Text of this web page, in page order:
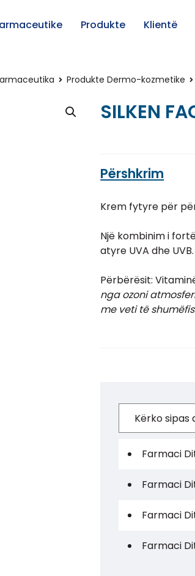
Produkte Klientë
Produkte Dermo-kozmetike
SILKEN
Përshkrim
Krem fytyre për
Një kombinim i
atyre UVA dhe UVB.
Përbërësit:
nga ozoni
me veti të
Farmaci
Farmaci
Farmaci
Farmaci